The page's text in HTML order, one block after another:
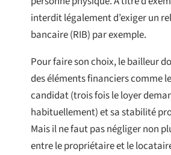
interdit légalement d’exiger un
bancaire (RIB) par exemple.
Pour faire son choix, le bailleur
des éléments financiers comme
candidat (trois fois le loyer
habituellement) et sa stabilité
Mais il ne faut pas négliger non
entre le propriétaire et le